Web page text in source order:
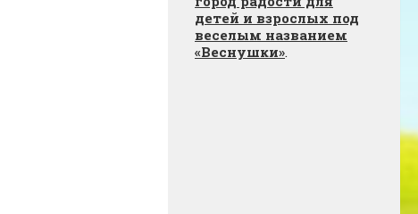
детей и взрослых под
веселым названием
«Веснушки».